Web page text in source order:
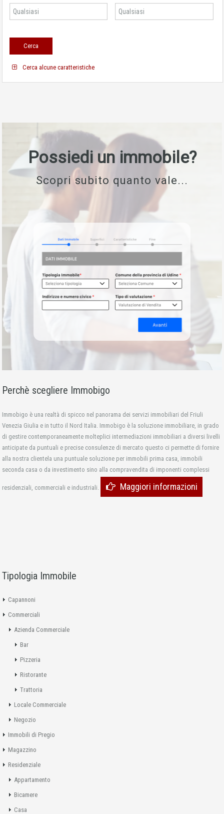
Cerca alcune caratteristiche
Possiedi un immobile?
Scopri subito quanto vale...
Perchè scegliere Immobigo
Immobigo è una realtà di spicco nel panorama dei servizi immobiliari del Friuli
Venezia Giulia e in tutto il Nord Italia. Immobigo è la soluzione immobiliare, in grado
di gestire contemporaneamente molteplici intermediazioni immobiliari a diversi livelli
anticipate da puntuali e precise consulenze di mercato questo ci permette di fornire
alla nostra clientela una puntuale soluzione per immobili prima casa, immobili
seconda casa o da investimento sino alla compravendita di imponenti complessi
residenziali, commerciali e industriali. Maggiori informazioni
Tipologia Immobile
Capannoni
Commerciali
Azienda Commerciale
Bar
Pizzeria
Ristorante
Trattoria
Locale Commerciale
Negozio
Immobili di Pregio
Magazzino
Residenziale
Appartamento
Bicamere
Casa